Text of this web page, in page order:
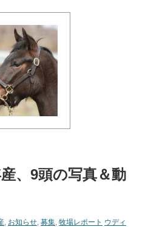
、9頭の写真＆動
お知らせ 募集 牧場レポート ウディ